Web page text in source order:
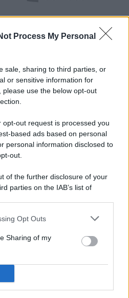
Process My Personal
sale, sharing to third parties, or
or sensitive information for
use the below opt-out
out request is processed you
based ads based on personal
personal information disclosed to
out.
of the further disclosure of your
parties on the IAB’s list of
disclosed by us to third parties
Opt Outs
Sharing of my
P.IVA 04827280654 - Testata
Inferiore N. 8/2020 - RG N.
35792 – ISCRITTA ALL’ANSO
STAMPA ONLINE)
PRIVACY